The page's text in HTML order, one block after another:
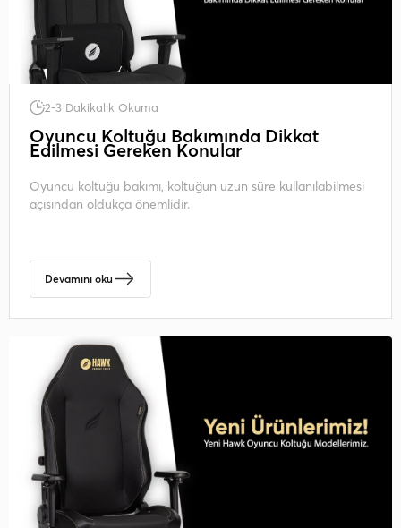
2-3 Dakikalık Okuma
Oyuncu Koltuğu Bakımında Dikkat
Edilmesi Gereken Konular
Oyuncu koltuğu bakımı, koltuğun uzun süre kullanılabilmesi
açısından oldukça önemlidir.
Devamını oku